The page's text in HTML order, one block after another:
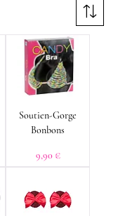
Soutien-Gorge
Bonbons
Prix
9,90 €